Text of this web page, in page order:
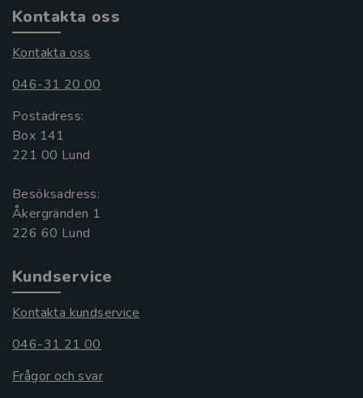
Kontakta oss
Kontakta oss
046-31 20 00
Postadress:
Box 141
221 00 Lund
Besöksadress:
Åkergränden 1
Kundservice
Kontakta kundservice
046-31 21 00
Frågor och svar